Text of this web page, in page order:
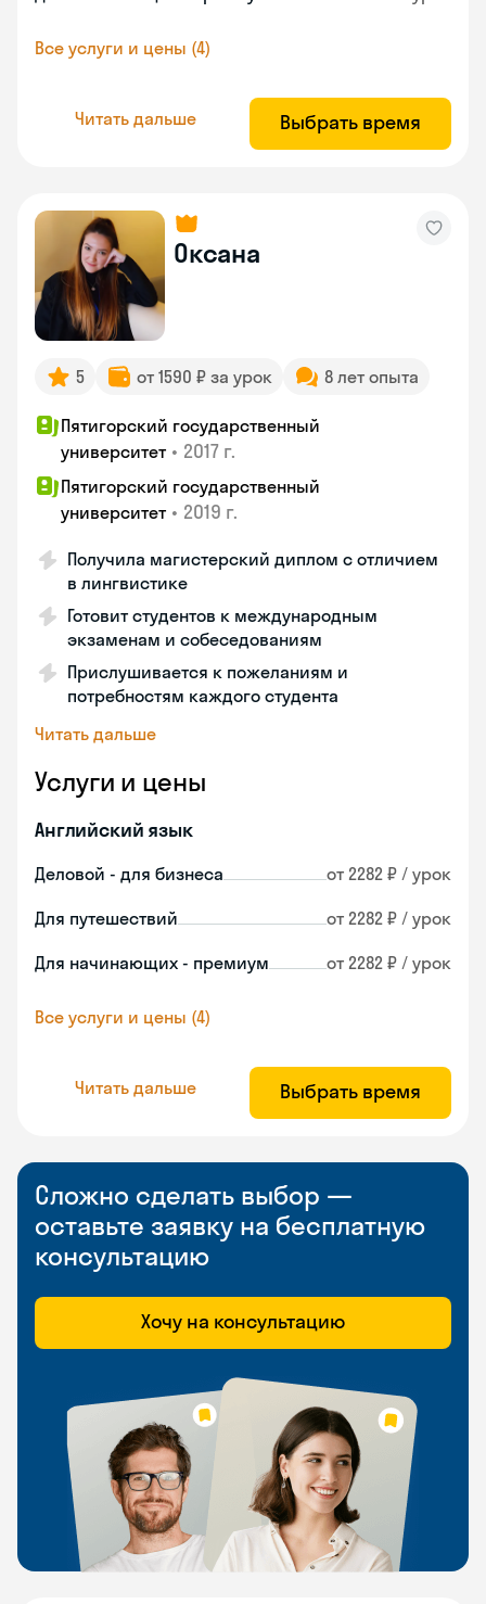
Все услуги и цены (4)
Читать дальше Выбрать время
Оксана
5 от 1590 ₽ за урок 8 лет опыта
Пятигорский государственный
университет • 2017 г.
Пятигорский государственный
университет • 2019 г.
Получила магистерский диплом с отличием
в лингвистике
Готовит студентов к международным
экзаменам и собеседованиям
Прислушивается к пожеланиям и
потребностям каждого студента
Читать дальше
Услуги и цены
Английский язык
Деловой - для бизнеса от 2282 ₽ / урок
Для путешествий от 2282 ₽ / урок
Для начинающих - премиум от 2282 ₽ / урок
Все услуги и цены (4)
Читать дальше Выбрать время
Сложно сделать выбор —
оставьте заявку на бесплатную
консультацию
Хочу на консультацию